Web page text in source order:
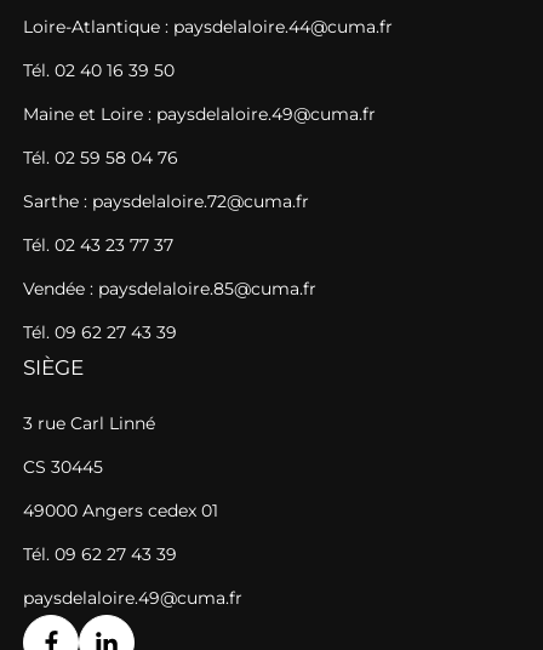
Loire-Atlantique : paysdelaloire.44@cuma.fr
Tél. 02 40 16 39 50
Maine et Loire : paysdelaloire.49@cuma.fr
Tél. 02 59 58 04 76
Sarthe : paysdelaloire.72@cuma.fr
Tél. 02 43 23 77 37
Vendée : paysdelaloire.85@cuma.fr
Tél. 09 62 27 43 39
SIÈGE
3 rue Carl Linné
CS 30445
49000 Angers cedex 01
Tél. 09 62 27 43 39
paysdelaloire.49@cuma.fr